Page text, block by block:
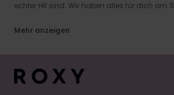
echter Hit sind. Wir haben alles für dich am
Mehr anzeigen